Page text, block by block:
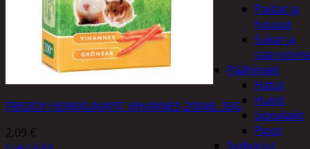
Paidat ja
housut
Sukat ja
Päähineet
Hatut
Huivit
Lippalakit
Pipot
Sadeasut
FREDDY HERKKUNAPIT VIHANNES 200ML 35G
2,09 €